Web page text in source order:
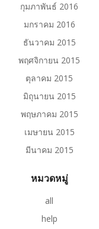
กุมภาพันธ์ 2016
มกราคม 2016
ธันวาคม 2015
พฤศจิกายน 2015
ตุลาคม 2015
มิถุนายน 2015
พฤษภาคม 2015
เมษายน 2015
มีนาคม 2015
หมวดหมู่
all
help